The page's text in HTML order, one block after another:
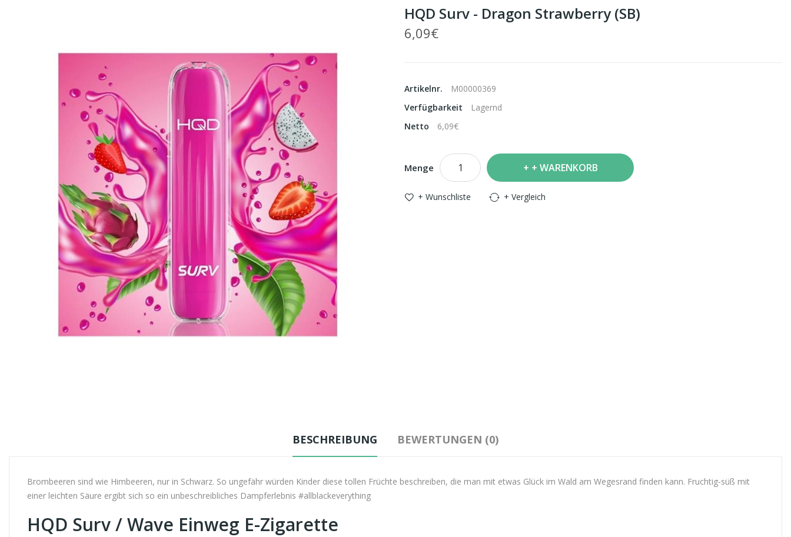
HQD Surv - Dragon Strawberry (SB)
6,09€
Artikelnr.
M00000369
Verfügbarkeit
Lagernd
Netto
6,09€
Menge + WARENKORB
+ Wunschliste + Vergleich
BESCHREIBUNG BEWERTUNGEN (0)
Brombeeren sind wie Himbeeren, nur in Schwarz. So ungefähr würden Kinder diese tollen Früchte beschreiben, die man mit etwas Glück im Wald am Wegesrand finden kann. Fruchtig-süß mit
einer leichten Säure ergibt sich so ein unbeschreibliches Dampferlebnis #allblackeverything
HQD Surv / Wave Einweg E-Zigarette